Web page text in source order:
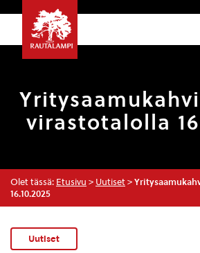
virastotalolla
Olet tässä: Etusivu > Uutiset >
16.10.2025
Uutiset